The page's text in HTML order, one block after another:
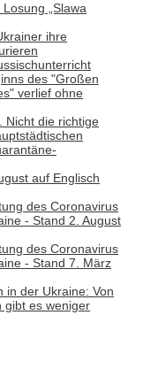
„Slawa
ihre
des "Großen
verlief ohne
Nicht die richtige
auf Englisch
des Coronavirus
- Stand 2. August
des Coronavirus
- Stand 7. März
in der Ukraine: Von
gibt es weniger